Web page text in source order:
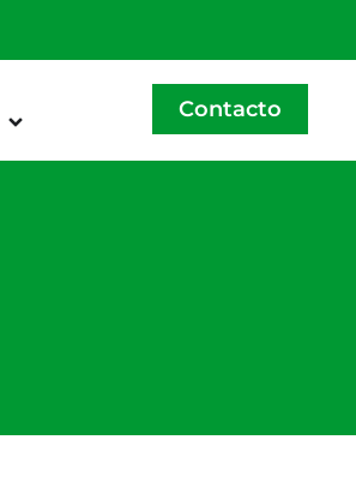
Contacto